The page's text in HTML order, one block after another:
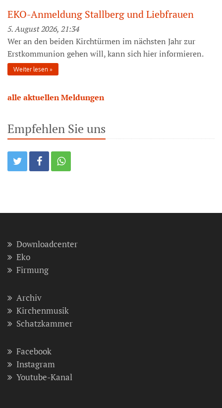
EKO-Anmeldung Stallberg und Liebfrauen
5. August 2026, 21:34
Wer an den beiden Kirchtürmen im nächsten Jahr zur
Erstkommunion gehen will, kann sich hier informieren.
Weiter lesen
alle aktuellen Meldungen
Empfehlen Sie uns
Downloadcenter
Eko
Firmung
Archiv
Kirchenmusik
Schatzkammer
Facebook
Instagram
Youtube-Kanal